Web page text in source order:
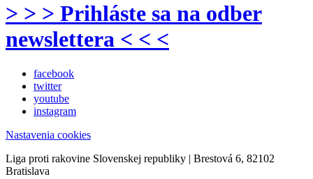
> > > Prihláste sa na odber
newslettera < < <
facebook
twitter
youtube
instagram
Nastavenia cookies
Liga proti rakovine Slovenskej republiky | Brestová 6, 82102
Bratislava